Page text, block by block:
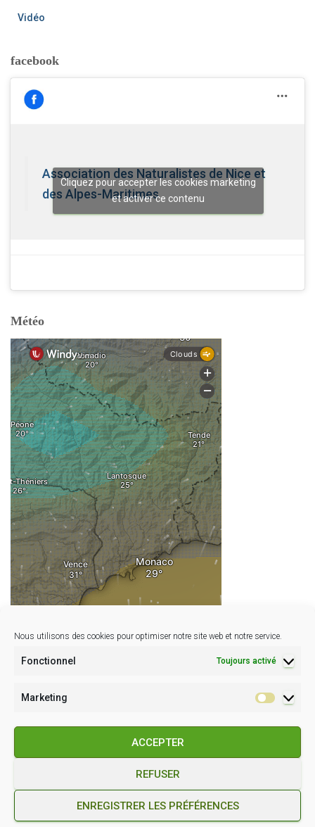
Nous utilisons des cookies pour optimiser notre site web et notre service.
Fonctionnel Toujours activé
Marketing
ACCEPTER
REFUSER
ENREGISTRER LES PRÉFÉRENCES
Vidéo
facebook
Association des Naturalistes de Nice et
des Alpes-Maritimes
Cliquez pour accepter les cookies marketing
et activer ce contenu
Météo
POLITIQUE DE COOKIES (EU) CONDITIONS GÉNÉRALES
Hestia | Développé parThemeIsle